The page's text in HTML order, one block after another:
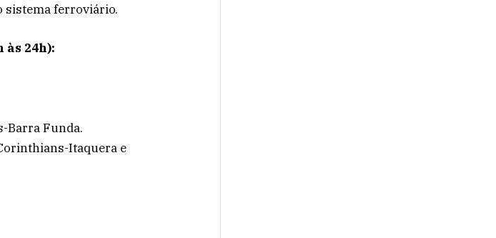
sistema ferroviário.
24h):
Barra Funda.
Itaquera e